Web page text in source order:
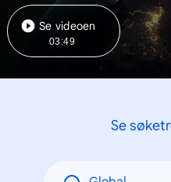
Se videoen
03:49
Se